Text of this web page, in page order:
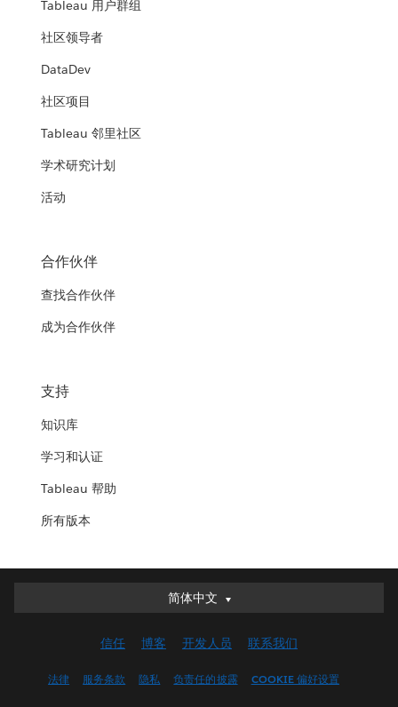
Tableau 用户群组
社区领导者
DataDev
社区项目
Tableau 邻里社区
学术研究计划
活动
合作伙伴
查找合作伙伴
成为合作伙伴
支持
知识库
学习和认证
Tableau 帮助
所有版本
简体中文
简体中文
English (UK)
信任 博客 开发人员 联系我们
法律 服务条款 隐私 负责任的披露 COOKIE 偏好设置